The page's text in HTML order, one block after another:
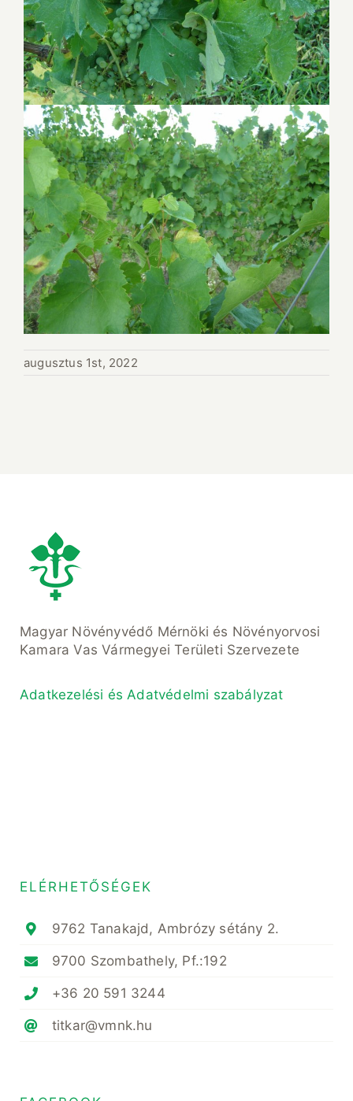
augusztus 1st, 2022
Magyar Növényvédő Mérnöki és Növényorvosi
Kamara Vas Vármegyei Területi Szervezete
Adatkezelési és Adatvédelmi szabályzat
ELÉRHETŐSÉGEK
9762 Tanakajd, Ambrózy sétány 2.
9700 Szombathely, Pf.:192
+36 20 591 3244
titkar@vmnk.hu